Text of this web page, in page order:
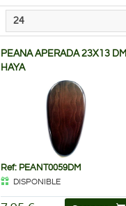
24
PEANA APERADA 23X13 DM
HAYA
Ref: PEANT0059DM
DISPONIBLE